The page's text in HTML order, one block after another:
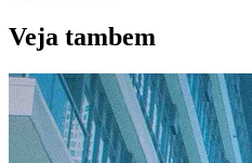
Veja tambem